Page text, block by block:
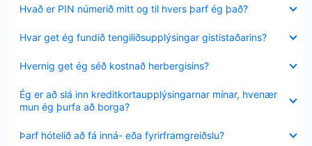
Hvað er PIN númerið mitt og til hvers þarf ég það?
sýnt
Hvar get ég fundið tengiliðsupplýsingar gististaðarins?
sýnt
Hvernig get ég séð kostnað herbergisins?
sýnt
Ég er að slá inn kreditkortaupplýsingarnar mínar, hvenær
mun ég þurfa að borga?
Minna
sýnt
Þarf hótelið að fá inná- eða fyrirframgreiðslu?
sýnt